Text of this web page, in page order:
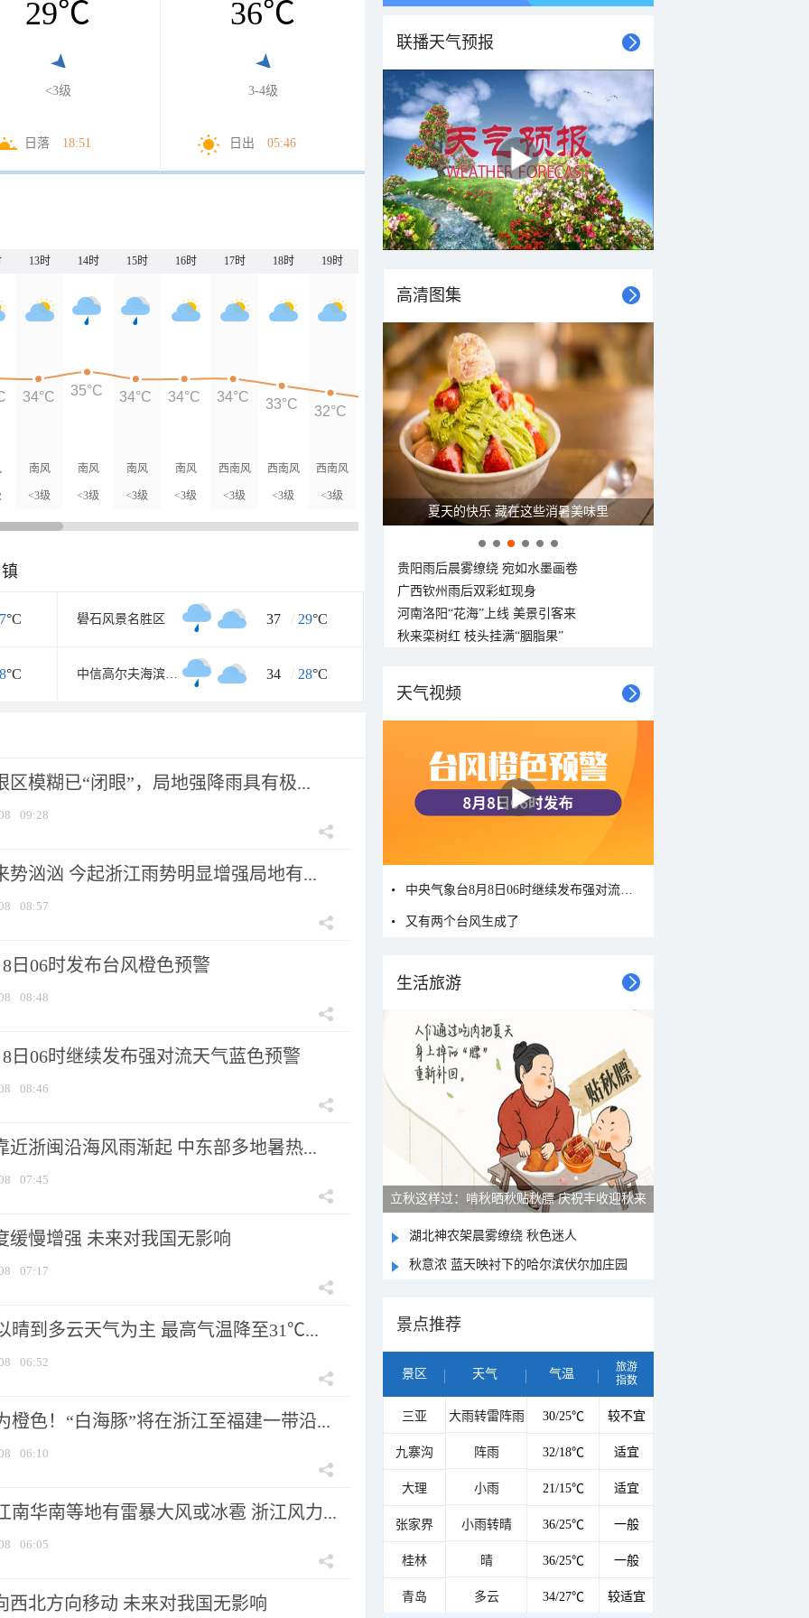
29℃
<3级
日落 18:51
36℃
3-4级
日出 05:46
13时 14时 15时 16时 17时 18时 19时
南风
<3级
南风
<3级
南风
<3级
南风
<3级
西南风
<3级
西南风
<3级
西南风
<3级 <3级
西南风
<3级
西南风
<3级
西风
<3级 <3级
西风
<3级
34°C 35°C 34°C 34°C 34°C 33°C 32°C 31°C 30°C 30°C 30°C 30°C
°C 礐石风景名胜区 37 / 29°C
°C 中信高尔夫海滨度假村 34 / 28°C
区模糊已“闭眼”，局地强降雨具有极...
09:28
势汹汹 今起浙江雨势明显增强局地有...
08:57
日06时发布台风橙色预警
08:48
日06时继续发布强对流天气蓝色预警
08:46
近浙闽沿海风雨渐起 中东部多地暑热...
07:45
缓慢增强 未来对我国无影响
07:17
晴到多云天气为主 最高气温降至31℃...
06:52
橙色！“白海豚”将在浙江至福建一带沿...
06:10
南华南等地有雷暴大风或冰雹 浙江风力...
06:05
西北方向移动 未来对我国无影响
联播天气预报
高清图集
夏天的快乐 藏在这些消暑美味里
贵阳雨后晨雾缭绕 宛如水墨画卷
广西钦州雨后双彩虹现身
河南洛阳“花海”上线 美景引客来
秋来栾树红 枝头挂满“胭脂果”
天气视频
中央气象台8月8日06时继续发布强对流天气蓝色预警
又有两个台风生成了
生活旅游
立秋这样过：啃秋晒秋贴秋膘 庆祝丰收迎秋来
湖北神农架晨雾缭绕 秋色迷人
秋意浓 蓝天映衬下的哈尔滨伏尔加庄园
景点推荐
景区 天气 气温
旅游
指数
三亚 大雨转雷阵雨 30/25℃ 较不宜
九寨沟 阵雨 32/18℃ 适宜
大理 小雨 21/15℃ 适宜
张家界 小雨转晴 36/25℃ 一般
桂林 晴 36/25℃ 一般
青岛 多云 34/27℃ 较适宜